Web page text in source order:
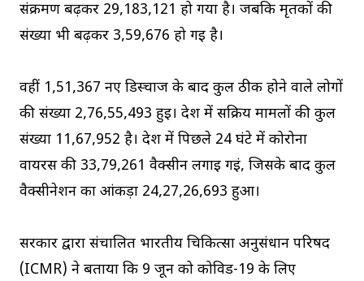
संक्रमण बढ़कर 29,183,121 हो गया है। जबकि मृतकों की
संख्या भी बढ़कर 3,59,676 हो गई है।
वहीं 1,51,367 नए डिस्चार्ज के बाद कुल ठीक होने वाले लोगों
की संख्या 2,76,55,493 हुई। देश में सक्रिय मामलों की कुल
संख्या 11,67,952 है। देश में पिछले 24 घंटे में कोरोना
वायरस की 33,79,261 वैक्सीन लगाई गईं, जिसके बाद कुल
वैक्सीनेशन का आंकड़ा 24,27,26,693 हुआ।
सरकार द्वारा संचालित भारतीय चिकित्सा अनुसंधान परिषद
(ICMR) ने बताया कि 9 जून को कोविड-19 के लिए